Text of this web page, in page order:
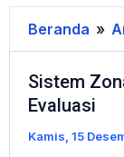
Beranda »
Sistem
Evaluasi
Kamis, 15